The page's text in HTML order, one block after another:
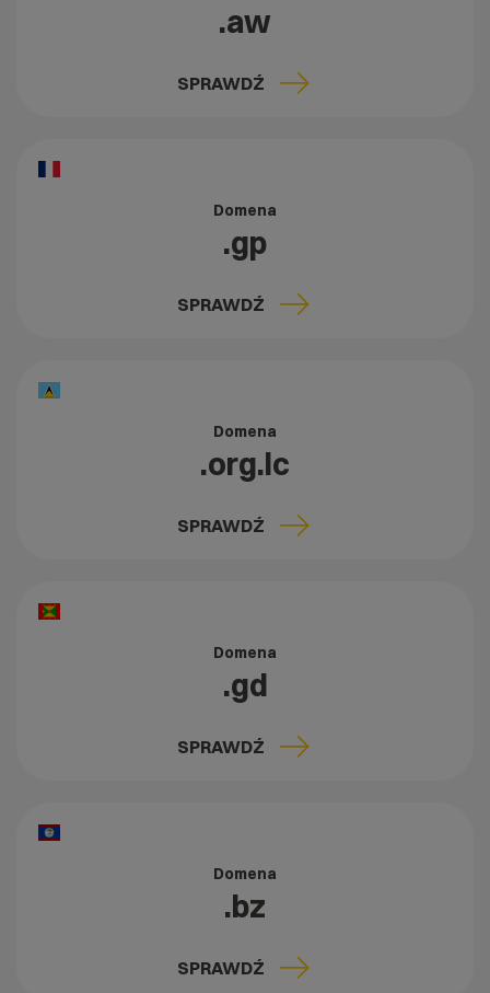
.aw
SPRAWDŹ
Domena
.gp
SPRAWDŹ
Domena
.org.lc
SPRAWDŹ
Domena
.gd
SPRAWDŹ
Domena
.bz
SPRAWDŹ